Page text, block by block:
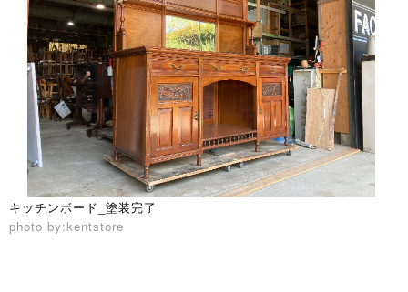
キッチンボード_塗装完了
photo by:kentstore